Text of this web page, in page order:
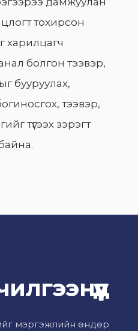
тохирсон
харилцагч
болгон тээвэр,
бууруулах,
тээвэр,
түгээх зэрэгт
мэргэжлийн өндөр